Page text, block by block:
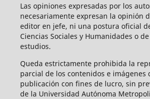
Las opiniones expresadas por los
necesariamente expresan la opinión
editor en jefe, ni una postura oficial
Ciencias Sociales y Humanidades o
estudios.
Queda estrictamente prohibida la
parcial de los contenidos e imágenes
publicación con fines de lucro, sin
de la Universidad Autónoma